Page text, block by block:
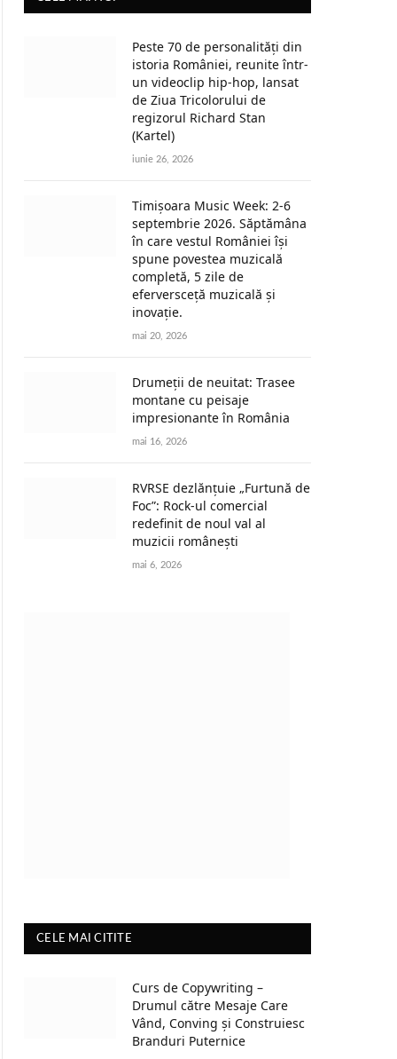
Peste 70 de personalități din
istoria României, reunite într-
un videoclip hip-hop, lansat
de Ziua Tricolorului de
regizorul Richard Stan
(Kartel)
iunie 26, 2026
Timișoara Music Week: 2-6
septembrie 2026. Săptămâna
în care vestul României își
spune povestea muzicală
completă, 5 zile de
eferversceță muzicală și
inovație.
mai 20, 2026
Drumeții de neuitat: Trasee
montane cu peisaje
impresionante în România
mai 16, 2026
RVRSE dezlănțuie „Furtună de
Foc”: Rock-ul comercial
redefinit de noul val al
muzicii românești
mai 6, 2026
CELE MAI CITITE
Curs de Copywriting –
Drumul către Mesaje Care
Vând, Conving și Construiesc
Branduri Puternice